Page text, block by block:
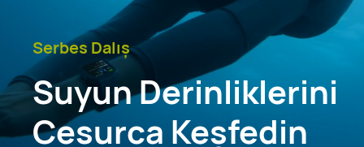
Serbes Dalış
Suyun Derinliklerini
Cesurca Keşfedin